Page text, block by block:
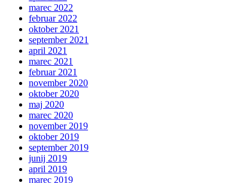
marec 2022
februar 2022
oktober 2021
september 2021
april 2021
marec 2021
februar 2021
november 2020
oktober 2020
maj 2020
marec 2020
november 2019
oktober 2019
september 2019
junij 2019
april 2019
marec 2019